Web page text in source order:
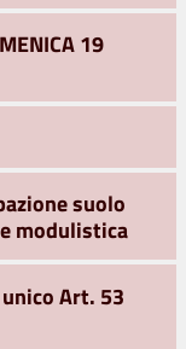
19
suolo
modulistica
Art. 53